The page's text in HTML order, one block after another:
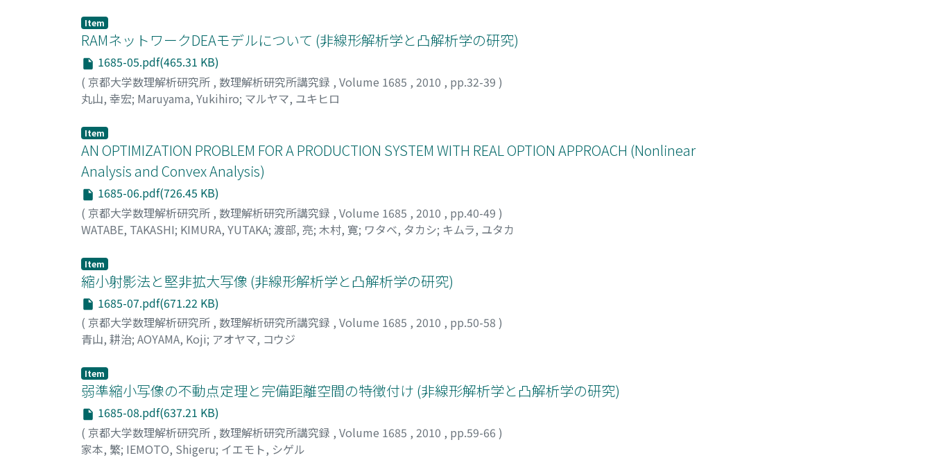
Item
RAMネットワークDEAモデルについて (非線形解析学と凸解析学の研究)
1685-05.pdf(465.31 KB)
( 京都大学数理解析研究所 , 数理解析研究所講究録 , Volume 1685 , 2010 , pp.32-39 )
丸山, 幸宏; Maruyama, Yukihiro; マルヤマ, ユキヒロ
Item
AN OPTIMIZATION PROBLEM FOR A PRODUCTION SYSTEM WITH REAL OPTION APPROACH (Nonlinear
Analysis and Convex Analysis)
1685-06.pdf(726.45 KB)
( 京都大学数理解析研究所 , 数理解析研究所講究録 , Volume 1685 , 2010 , pp.40-49 )
WATABE, TAKASHI; KIMURA, YUTAKA; 渡部, 亮; 木村, 寛; ワタベ, タカシ; キムラ, ユタカ
Item
縮小射影法と堅非拡大写像 (非線形解析学と凸解析学の研究)
1685-07.pdf(671.22 KB)
( 京都大学数理解析研究所 , 数理解析研究所講究録 , Volume 1685 , 2010 , pp.50-58 )
青山, 耕治; AOYAMA, Koji; アオヤマ, コウジ
Item
弱準縮小写像の不動点定理と完備距離空間の特徴付け (非線形解析学と凸解析学の研究)
1685-08.pdf(637.21 KB)
( 京都大学数理解析研究所 , 数理解析研究所講究録 , Volume 1685 , 2010 , pp.59-66 )
家本, 繁; IEMOTO, Shigeru; イエモト, シゲル